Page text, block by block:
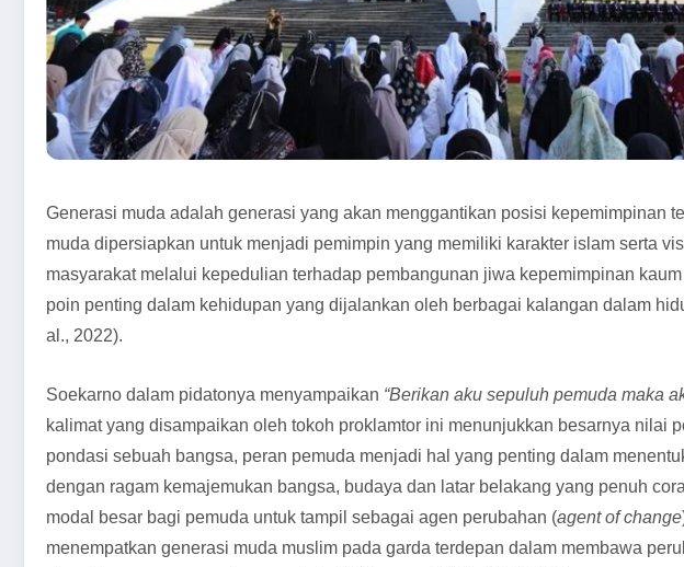
Generasi muda adalah generasi yang akan menggantikan posisi kepemimpinan
muda dipersiapkan untuk menjadi pemimpin yang memiliki karakter islam serta
masyarakat melalui kepedulian terhadap pembangunan jiwa kepemimpinan
poin penting dalam kehidupan yang dijalankan oleh berbagai kalangan dalam
al., 2022).
Soekarno dalam pidatonya menyampaikan “Berikan aku sepuluh pemuda maka
kalimat yang disampaikan oleh tokoh proklamtor ini menunjukkan besarnya nilai
pondasi sebuah bangsa, peran pemuda menjadi hal yang penting dalam
dengan ragam kemajemukan bangsa, budaya dan latar belakang yang penuh
modal besar bagi pemuda untuk tampil sebagai agen perubahan (agent of change
menempatkan generasi muda muslim pada garda terdepan dalam membawa